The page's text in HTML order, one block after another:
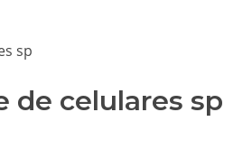
sp
de celulares sp